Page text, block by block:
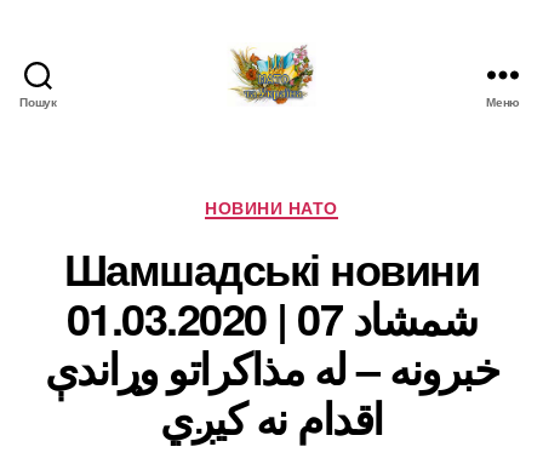
Пошук
Новини
про
НАТО
в
Україні
Меню
Категорії
НОВИНИ НАТО
Шамшадські новини
01.03.2020 | شمشاد 07
خبرونه – له مذاکراتو وړاندې
اقدام نه کیږي